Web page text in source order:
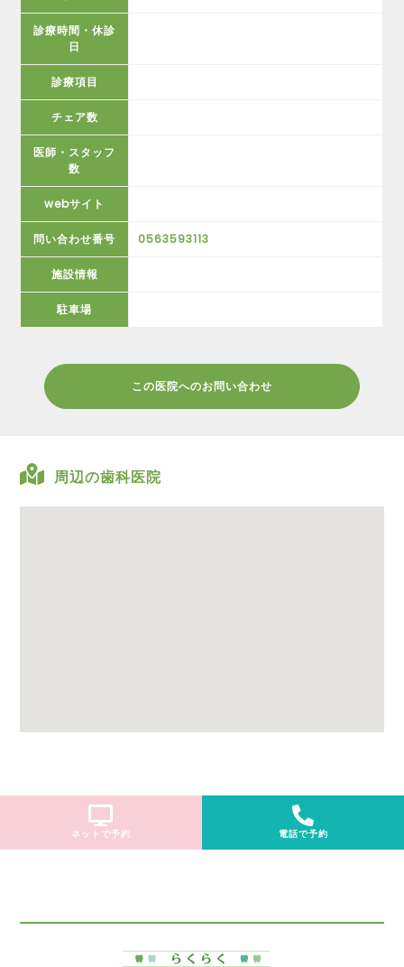
診療時間・休診
日
診療項目
チェア数
医師・スタッフ
数
webサイト
問い合わせ番号 0563593113
施設情報
駐車場
この医院へのお問い合わせ
周辺の歯科医院
ネットで予約 電話で予約